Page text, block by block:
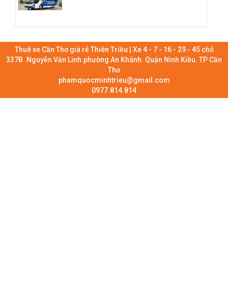
Thuê xe Cần Thơ giá rẻ Thiên Triều | Xe 4 - 7 - 16 - 29 - 45 chỗ
337B .Nguyễn Văn Linh.phường An Khánh. Quận Ninh Kiều. TP Cần
Thơ
phamquocminhtrieu@gmail.com
0977.814.814